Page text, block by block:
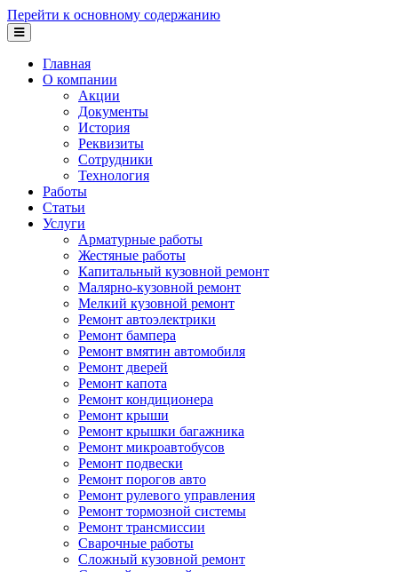
Перейти к основному содержанию
Главная
О компании
Акции
Документы
История
Реквизиты
Сотрудники
Технология
Работы
Статьи
Услуги
Арматурные работы
Жестяные работы
Капитальный кузовной ремонт
Малярно-кузовной ремонт
Мелкий кузовной ремонт
Ремонт автоэлектрики
Ремонт бампера
Ремонт вмятин автомобиля
Ремонт дверей
Ремонт капота
Ремонт кондиционера
Ремонт крыши
Ремонт крышки багажника
Ремонт микроавтобусов
Ремонт подвески
Ремонт порогов авто
Ремонт рулевого управления
Ремонт тормозной системы
Ремонт трансмиссии
Сварочные работы
Сложный кузовной ремонт